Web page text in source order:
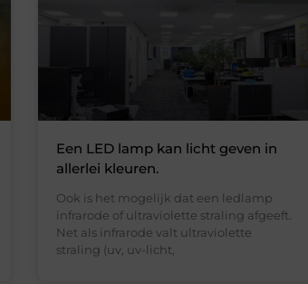
Een LED lamp kan licht geven in
allerlei kleuren.
Ook is het mogelijk dat een ledlamp
infrarode of ultraviolette straling afgeeft.
Net als infrarode valt ultraviolette
straling (uv, uv-licht,